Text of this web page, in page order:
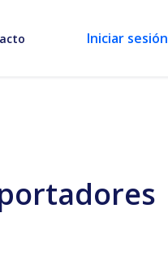
Iniciar sesión